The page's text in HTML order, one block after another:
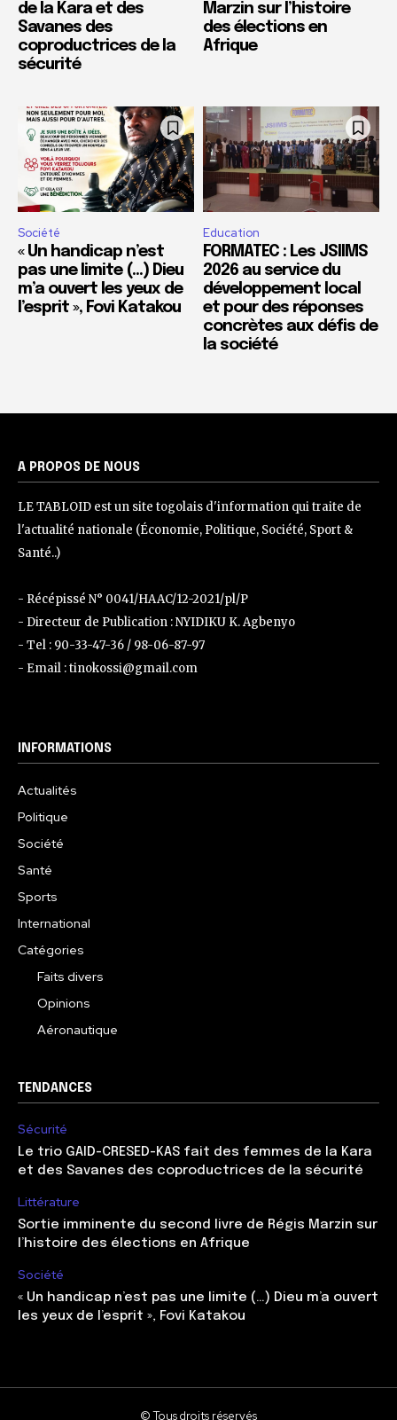
de la Kara et des
Savanes des
coproductrices de la
sécurité
Marzin sur l’histoire
des élections en
Afrique
Société
« Un handicap n’est
pas une limite (…) Dieu
m’a ouvert les yeux de
l’esprit », Fovi Katakou
Education
FORMATEC : Les JSIIMS
2026 au service du
développement local
et pour des réponses
concrètes aux défis de
la société
A PROPOS DE NOUS
LE TABLOID est un site togolais d'information qui traite de
l'actualité nationale (Économie, Politique, Société, Sport &
Santé..)
- Récépissé N° 0041/HAAC/12-2021/pl/P
- Directeur de Publication : NYIDIKU K. Agbenyo
- Tel : 90-33-47-36 / 98-06-87-97
- Email : tinokossi@gmail.com
INFORMATIONS
Actualités
Politique
Société
Santé
Sports
International
Catégories
Faits divers
Opinions
Aéronautique
TENDANCES
Sécurité
Le trio GAID-CRESED-KAS fait des femmes de la Kara
et des Savanes des coproductrices de la sécurité
Littérature
Sortie imminente du second livre de Régis Marzin sur
l’histoire des élections en Afrique
Société
« Un handicap n’est pas une limite (…) Dieu m’a ouvert
les yeux de l’esprit », Fovi Katakou
© Tous droits réservés